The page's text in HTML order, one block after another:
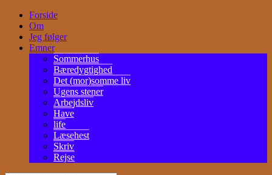
Forside
Om
Jeg følger
Emner
Sommerhus
Bæredygtighed
Det (mor)somme liv
Ugens stener
Arbejdsliv
Have
life
Læsehest
Skriv
Rejse